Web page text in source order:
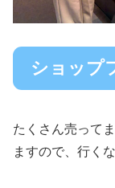
ショップ
たくさん売って
ますので、行く